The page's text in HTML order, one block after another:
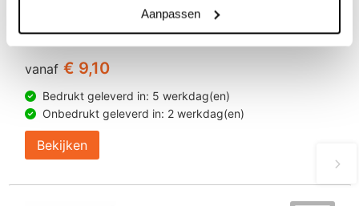
Aanpassen
Wardians® Ecosystem - Erlenmeyer
small
vanaf € 9,10
Bedrukt geleverd in: 5 werkdag(en)
Onbedrukt geleverd in: 2 werkdag(en)
Bekijken